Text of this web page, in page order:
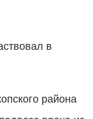
в
района